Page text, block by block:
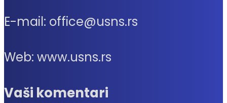
E-mail: office@usns.rs
Web: www.usns.rs
Vaši komentari